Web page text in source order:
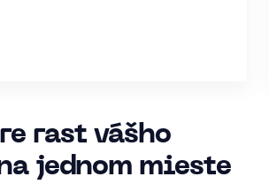
rast vášho
jednom mieste